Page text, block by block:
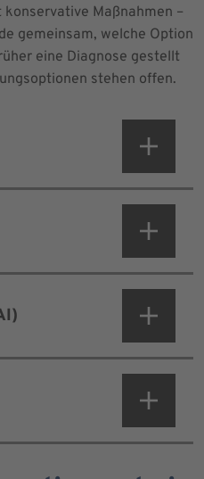
Maßnahmen –
gemeinsam, welche Option
eine Diagnose gestellt
stehen offen.